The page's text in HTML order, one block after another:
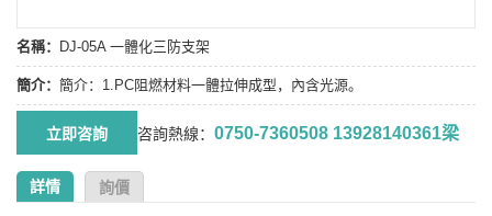
名稱： DJ-05A 一體化三防支架
簡介： 簡介：1.PC阻燃材料一體拉伸成型，內含光源。
咨詢熱線： 0750-7360508 13928140361梁
詳情 詢價